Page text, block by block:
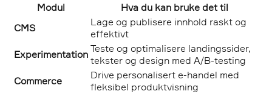
Modul
Hva du kan bruke det til
CMS
Lage og publisere innhold raskt og
effektivt
Experimentation Teste og optimalisere landingssider,
tekster og design med A/B-testing
Commerce
Drive personalisert e-handel med
fleksibel produktvisning